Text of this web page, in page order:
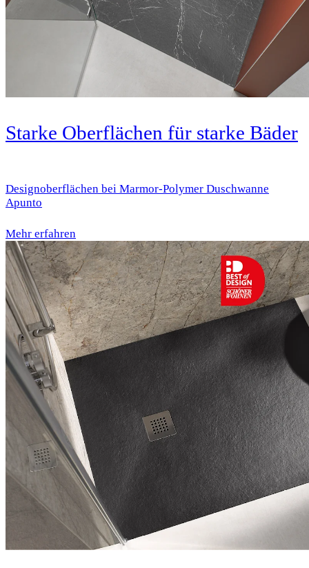
Starke Oberflächen für starke Bäder
Designoberflächen bei Marmor-Polymer Duschwanne
Apunto
Mehr erfahren